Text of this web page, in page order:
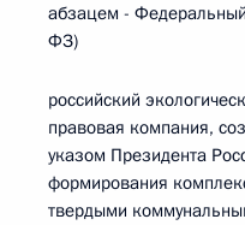
абзацем -
ФЗ)
российский
правовая компания,
указом Президента
формирования
твердыми